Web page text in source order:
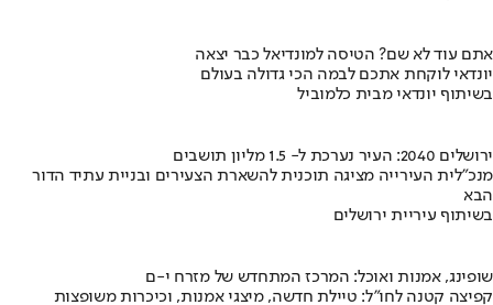
אתם עוד לא שם? הטיסה למונדיאל כבר יצאה
יונדאי לוקחת אתכם לבמה הכי גדולה בעולם
בשיתוף יונדאי מבית כלמוביל
ירושלים 2040: העיר נערכת ל- 1.5 מליון תושבים
מנכ"לית העירייה מציגה תוכנית להשארת הצעירים ובניית עתיד הדור
הבא
בשיתוף עיריית ירושלים
שופינג, אמנות ואוכל: המרכז המתחדש של מזרח י-ם
קפיצה קטנה לחו"ל: טיילת חדשה, מיצגי אמנות, וכיכרות משופצות